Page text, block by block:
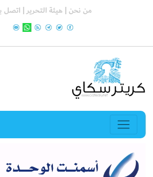
من نحن | هيئة التحرير | اتصل